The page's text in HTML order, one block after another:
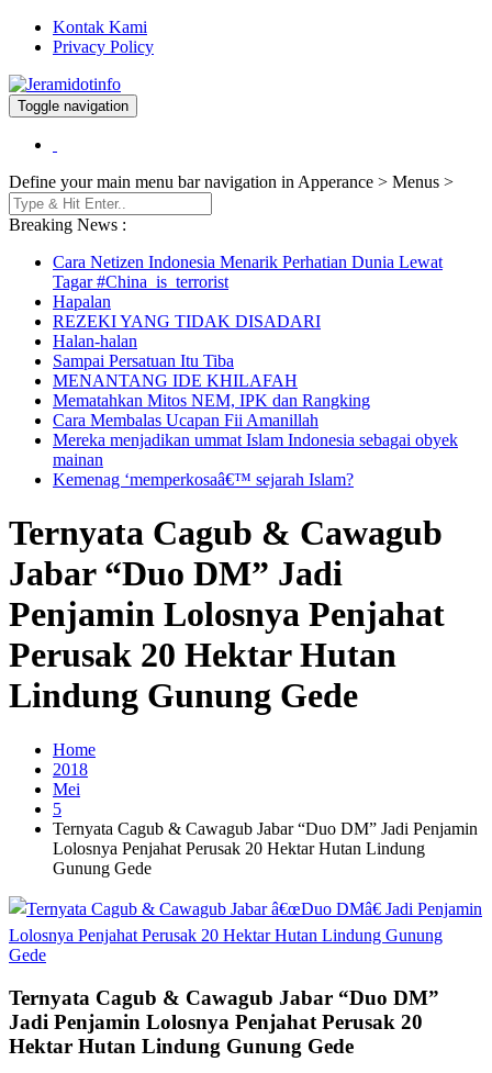
Kontak Kami
Privacy Policy
Jeramidotinfo
Berita dan Informasi Terkini
Toggle navigation
Define your main menu bar navigation in Apperance > Menus >
Breaking News :
Cara Netizen Indonesia Menarik Perhatian Dunia Lewat
Tagar #China_is_terrorist
Hapalan
REZEKI YANG TIDAK DISADARI
Halan-halan
Sampai Persatuan Itu Tiba
MENANTANG IDE KHILAFAH
Mematahkan Mitos NEM, IPK dan Rangking
Cara Membalas Ucapan Fii Amanillah
Mereka menjadikan ummat Islam Indonesia sebagai obyek
mainan
Kemenag ‘memperkosaâ€™ sejarah Islam?
Ternyata Cagub & Cawagub
Jabar “Duo DM” Jadi
Penjamin Lolosnya Penjahat
Perusak 20 Hektar Hutan
Lindung Gunung Gede
Home
2018
Mei
5
Ternyata Cagub & Cawagub Jabar “Duo DM” Jadi Penjamin
Lolosnya Penjahat Perusak 20 Hektar Hutan Lindung
Gunung Gede
Ternyata Cagub & Cawagub Jabar “Duo DM”
Jadi Penjamin Lolosnya Penjahat Perusak 20
Hektar Hutan Lindung Gunung Gede